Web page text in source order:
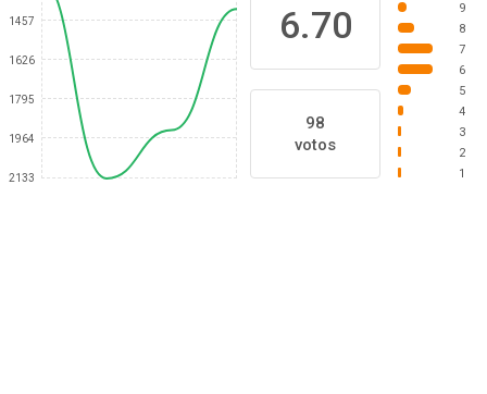
1457
1626
1795
1964
2133
6.70
98
votos
9
8
7
6
5
4
3
2
1